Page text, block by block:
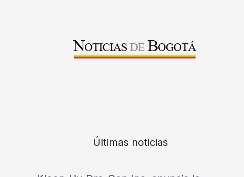
Últimas noticias